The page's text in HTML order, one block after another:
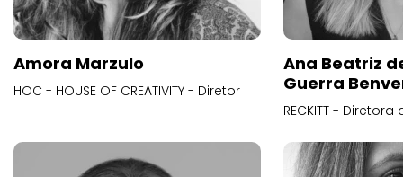
Amora Marzulo
HOC - HOUSE OF CREATIVITY - Diretor
Ana Beatriz
Guerra
RECKITT -